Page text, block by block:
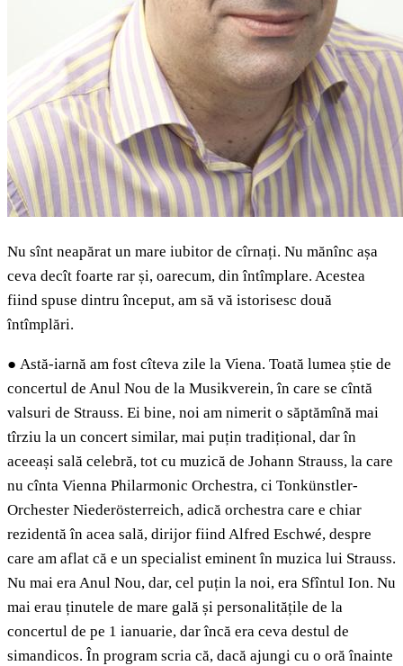
Nu sînt neapărat un mare iubitor de cîrnați. Nu mănînc așa
ceva decît foarte rar și, oarecum, din întîmplare. Acestea
fiind spuse dintru început, am să vă istorisesc două
întîmplări.
● Astă-iarnă am fost cîteva zile la Viena. Toată lumea știe de
concertul de Anul Nou de la Musikverein, în care se cîntă
valsuri de Strauss. Ei bine, noi am nimerit o săptămînă mai
tîrziu la un concert similar, mai puțin tradițional, dar în
aceeași sală celebră, tot cu muzică de Johann Strauss, la care
nu cînta Vienna Philarmonic Orchestra, ci Tonkünstler-
Orchester Niederösterreich, adică orchestra care e chiar
rezidentă în acea sală, dirijor fiind Alfred Eschwé, despre
care am aflat că e un specialist eminent în muzica lui Strauss.
Nu mai era Anul Nou, dar, cel puțin la noi, era Sfîntul Ion. Nu
mai erau ținutele de mare gală și personalitățile de la
concertul de pe 1 ianuarie, dar încă era ceva destul de
simandicos. În program scria că, dacă ajungi cu o oră înainte